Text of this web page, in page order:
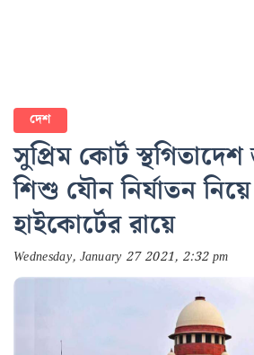
দেশ
সুপ্রিম কোর্ট
শিশু যৌন নির্যাতন নিয়ে
হাইকোর্টের রায়ে
Wednesday, January 27 2021, 2:32 pm